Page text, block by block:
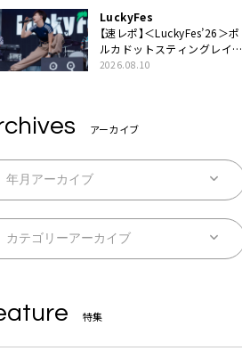
LuckyFes
【速レポ】＜LuckyFes’26＞ポ
ルカドットスティングレイが
示したロックバンドの底力
やる」
2026.08.10
アーカイブ
特集